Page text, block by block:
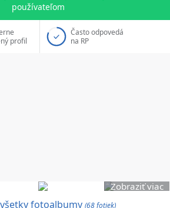
používateľom
profil
Často odpovedá
na RP
Zobraziť viac
fotoalbumy (68 fotiek)